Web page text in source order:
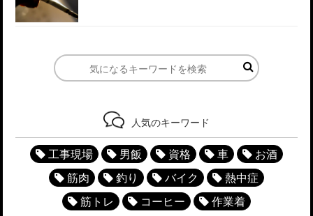
人気のキーワード
工事現場 男飯 資格 車
お酒
筋肉
釣り バイク
熱中症
筋トレ
コーヒー 作業着